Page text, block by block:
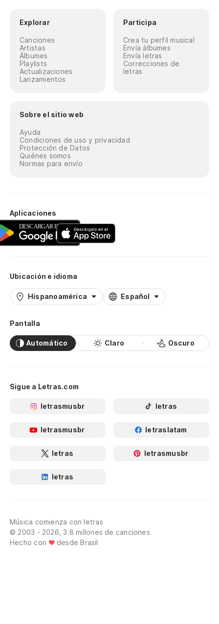
Explorar
Canciones
Artistas
Álbumes
Playlists
Actualizaciones
Lanzamientos
Participa
Crea tu perfil musical
Envía álbumes
Envía letras
Correcciones de
letras
Sobre el sitio web
Ayuda
Condiciones de uso y privacidad
Protección de Datos
Quiénes somos
Normas para envío
Aplicaciones
Ubicación e idioma
Hispanoamérica Español
Pantalla
Automático Claro Oscuro
Sigue a Letras.com
letrasmusbr letras
letrasmusbr letraslatam
letras letrasmusbr
letras
Música comienza con letras
© 2003 - 2026, 3.8 millones de canciones
Hecho con
desde Brasil